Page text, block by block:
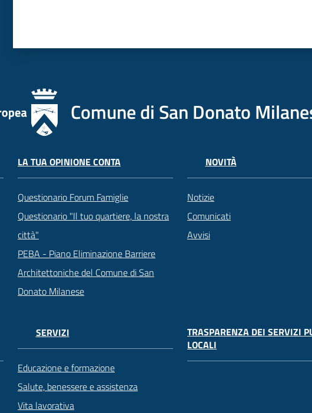
Comune di San Donato
LA TUA OPINIONE CONTA
Questionario Forum Famiglie
Questionario "Il tuo quartiere, la nostra
città"
PEBA - Piano Eliminazione Barriere
Architettoniche del Comune di San
Donato Milanese
NOVITÀ
Notizie
Comunicati
Avvisi
SERVIZI
Educazione e formazione
Salute, benessere e assistenza
Vita lavorativa
TRASPARENZA DEI SERVIZI
LOCALI